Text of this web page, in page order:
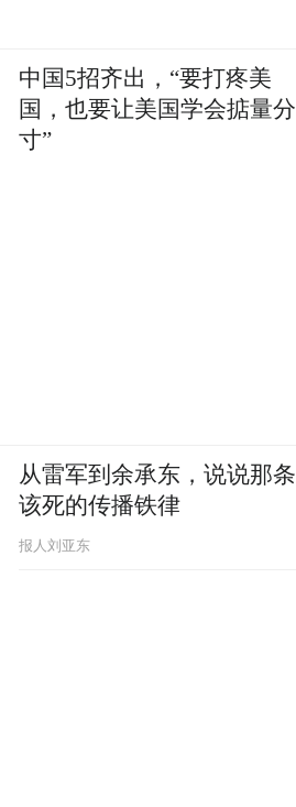
中国5招齐出，“要打疼美
国，也要让美国学会掂量分
寸”
从雷军到余承东，说说那条
该死的传播铁律
报人刘亚东